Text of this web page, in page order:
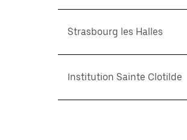
Strasbourg les Halles
Institution Sainte Clotilde